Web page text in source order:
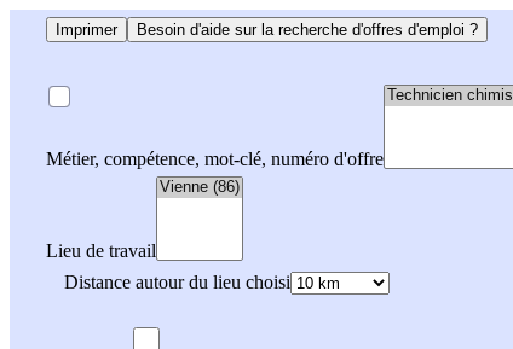
Imprimer Besoin d'aide sur la recherche d'offres d'emploi ?
Métier, compétence, mot-clé, numéro d'offre
Lieu de travail
Distance autour du lieu choisi